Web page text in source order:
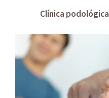
Clínica podológica